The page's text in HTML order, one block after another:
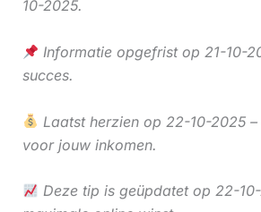
10-2025.
Informatie opgefrist op 21-10-
succes.
Laatst herzien op 22-10-2025
voor jouw inkomen.
Deze tip is geüpdatet op 22-